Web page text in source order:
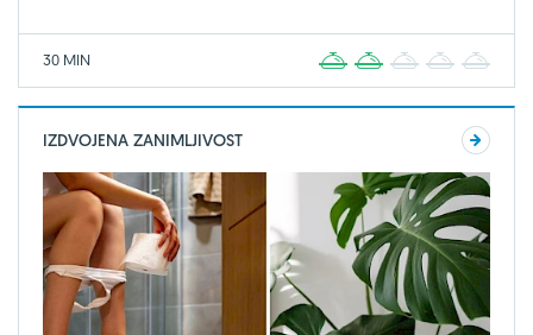
30 MIN 2 3 4
IZDVOJENA ZANIMLJIVOST